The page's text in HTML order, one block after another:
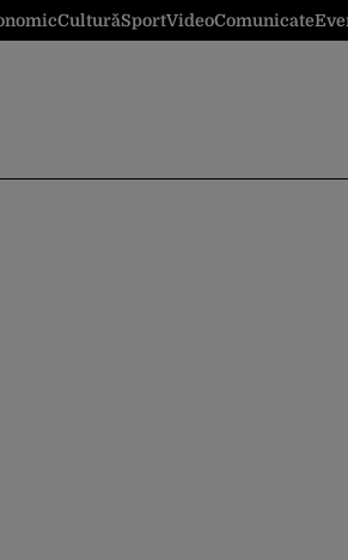
CulturăSportVideoComunicate